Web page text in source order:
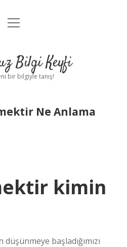
Anasayfa
Uyarı
menüyü
Bilgi Keyfi
bir bilgiyle tanış!
Ne Anlama
kimin
başladığımızı